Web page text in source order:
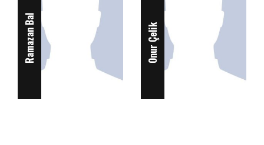
Ramazan Bal Onur Çelik